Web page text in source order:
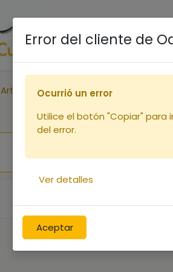
Accueil Boutique
Articles Peinture ORUCH LILAS BLEU
Error del cliente de
Aceptar
Ocurrió un error
Utilice el botón "Copiar" para
del error.
Ver detalles